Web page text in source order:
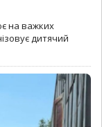
на важких
дитячий